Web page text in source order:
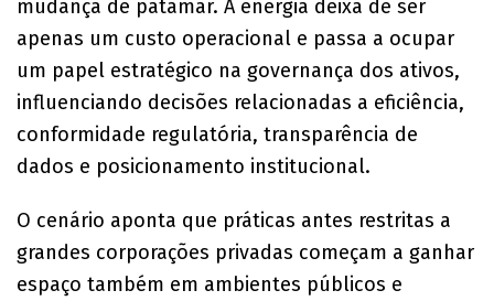
mudança de patamar. A energia deixa de ser
apenas um custo operacional e passa a ocupar
um papel estratégico na governança dos ativos,
influenciando decisões relacionadas a eficiência,
conformidade regulatória, transparência de
dados e posicionamento institucional.
O cenário aponta que práticas antes restritas a
grandes corporações privadas começam a ganhar
espaço também em ambientes públicos e